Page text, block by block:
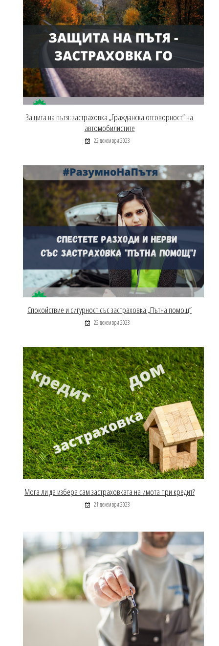
Защита на пътя: застраховка „Гражданска отговорност“ на
автомобилистите
22 декември 2023
Спокойствие и сигурност със застраховка „Пътна помощ“
22 декември 2023
Мога ли да избера сам застраховката на имота при кредит?
21 декември 2023